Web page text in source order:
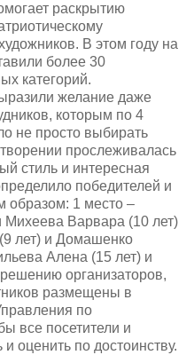
раскрытию
В этом году на
более 30
категорий.
желание даже
которым по 4
не просто выбирать
прослеживалась
стиль и интересная
победителей и
образом: 1 место –
Михеева Варвара (10 лет)
лет) и Домашенко
Алена (15 лет) и
организаторов,
размещены в
по
все посетители и
оценить по достоинству.